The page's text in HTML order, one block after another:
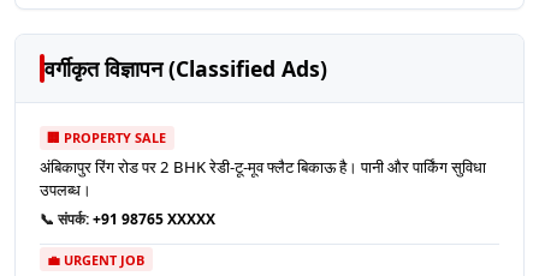
वर्गीकृत विज्ञापन (Classified Ads)
🏢 PROPERTY SALE
अंबिकापुर रिंग रोड पर 2 BHK रेडी-टू-मूव फ्लैट बिकाऊ है। पानी और पार्किंग सुविधा
उपलब्ध।
📞 संपर्क:+91 98765 XXXXX
💼 URGENT JOB